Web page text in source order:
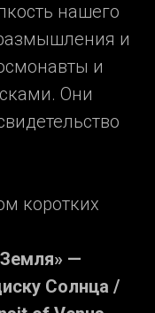
нашего
и
и
Они
коротких
—
Солнца /